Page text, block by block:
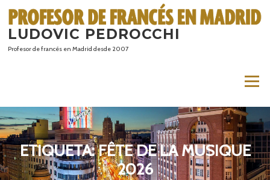
contenido
LUDOVIC PEDROCCHI
Profesor de francés en Madrid desde 2007
Menú
ETIQUETA:FÊTE DE LA MUSIQUE
2026